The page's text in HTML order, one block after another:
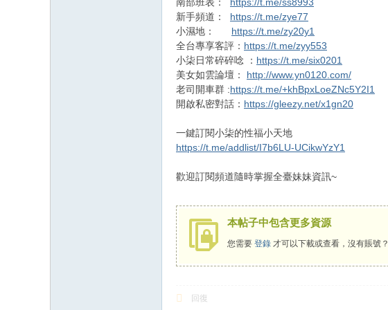
新手頻道： https://t.me/zye77
小濕地： https://t.me/zy20y1
全台專享客評： https://t.me/zyy553
小柒日常碎碎唸 ： https://t.me/six0201
美女如雲論壇： http://www.yn0120.com/
老司開車群 :https://t.me/+khBpxLoeZNc5Y2I1
開啟私密對話： https://gleezy.net/x1gn20
一鍵訂閱小柒的性福小天地
https://t.me/addlist/I7b6LU-UCikwYzY1
歡迎訂閱頻道隨時掌握全臺妹妹資訊~
本帖子中包含更多資源
您需要 登錄 才可以下載或查看，沒有賬號？
回復